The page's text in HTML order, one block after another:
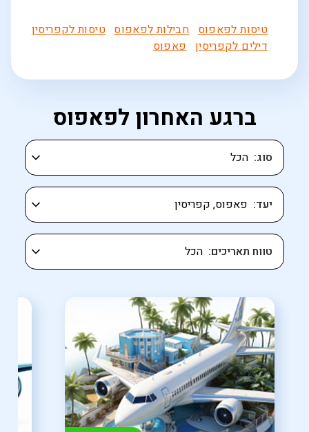
טיסות לפאפוס חבילות לפאפוס טיסות לקפריסין
דילים לקפריסין פאפוס
ברגע האחרון לפאפוס
יעד
סוג
טווח תאריכים